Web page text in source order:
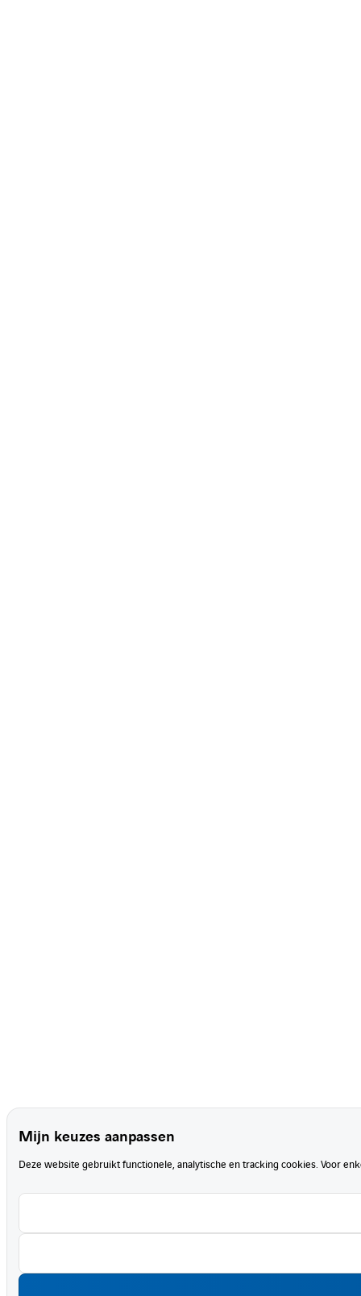
Mijn keuzes aanpassen
Deze website gebruikt functionele, analytische en tracking cookies. Voor